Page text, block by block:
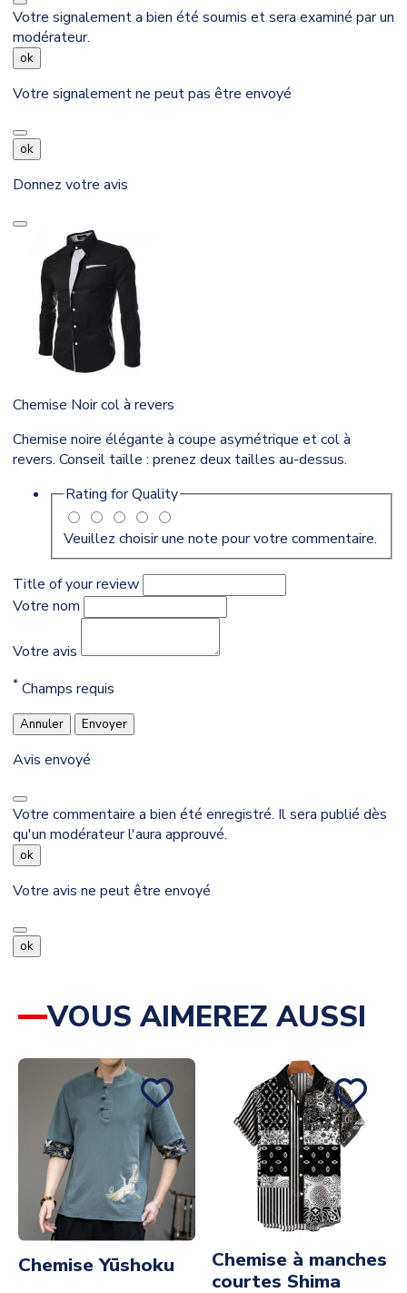
Votre signalement a bien été soumis et sera examiné par un
modérateur.
ok
Votre signalement ne peut pas être envoyé
ok
Donnez votre avis
Chemise Noir col à revers
Chemise noire élégante à coupe asymétrique et col à
revers. Conseil taille : prenez deux tailles au-dessus.
Rating forQuality
Veuillez choisir une note pour votre commentaire.
Title of your review
Votre nom
Votre avis
* Champs requis
Annuler Envoyer
Avis envoyé
Votre commentaire a bien été enregistré. Il sera publié dès
qu'un modérateur l'aura approuvé.
ok
Votre avis ne peut être envoyé
ok
VOUS AIMEREZ AUSSI
Chemise Yūshoku
Chemise à manches
courtes Shima